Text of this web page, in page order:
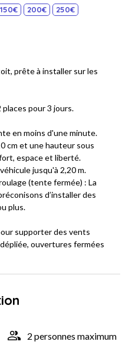
150€ 200€ 250€
prête à installer sur les
pour 3 jours.
en moins d'une minute.
cm et une hauteur sous
espace et liberté.
jusqu'à 2,20 m.
(tente fermée) : La
d’installer des
plus.
supporter des vents
ouvertures fermées
2 personnes maximum